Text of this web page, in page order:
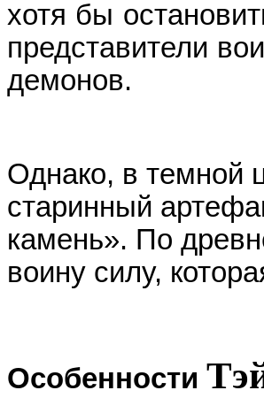
хотя бы
представители
демонов.
Однако, в темной
старинный
камень». По
воину силу,
Особенности